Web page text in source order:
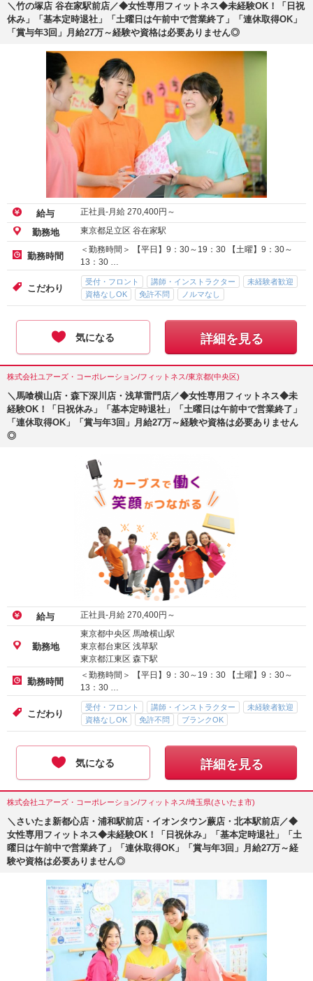
＼竹の塚店 谷在家駅前店／◆女性専用フィットネス◆未経験OK！「日祝
休み」「基本定時退社」「土曜日は午前中で営業終了」「連休取得OK」
「賞与年3回」月給27万～経験や資格は必要ありません◎
給与 正社員-月給 270,400円～
勤務地 東京都足立区 谷在家駅
勤務時間
＜勤務時間＞ 【平日】9：30～19：30 【土曜】9：30～
13：30 …
こだわり
受付・フロント 講師・インストラクター
未経験者歓迎
資格なしOK
免許不問 ノルマなし
気になる 詳細を見る
株式会社ユアーズ・コーポレーション/フィットネス/東京都(中央区)
＼馬喰横山店・森下深川店・浅草雷門店／◆女性専用フィットネス◆未
経験OK！「日祝休み」「基本定時退社」「土曜日は午前中で営業終了」
「連休取得OK」「賞与年3回」月給27万～経験や資格は必要ありません
◎
給与 正社員-月給 270,400円～
勤務地
東京都中央区 馬喰横山駅
東京都台東区 浅草駅
東京都江東区 森下駅
勤務時間
＜勤務時間＞ 【平日】9：30～19：30 【土曜】9：30～
13：30 …
こだわり
受付・フロント 講師・インストラクター
未経験者歓迎
資格なしOK
免許不問 ブランクOK
気になる 詳細を見る
株式会社ユアーズ・コーポレーション/フィットネス/埼玉県(さいたま市)
＼さいたま新都心店・浦和駅前店・イオンタウン蕨店・北本駅前店／◆
女性専用フィットネス◆未経験OK！「日祝休み」「基本定時退社」「土
曜日は午前中で営業終了」「連休取得OK」「賞与年3回」月給27万～経
験や資格は必要ありません◎